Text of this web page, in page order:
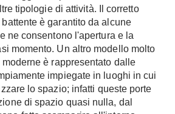
Finestre Pvc
Finestre Alluminio
Finestre Legno
Persiane
Scale
tipologie di attività. Il corretto
è garantito da alcune
ne consentono l'apertura e la
momento. Un altro modello molto
è rappresentato dalle
impiegate in luoghi in cui
lo spazio; infatti queste porte
di spazio quasi nulla, dal